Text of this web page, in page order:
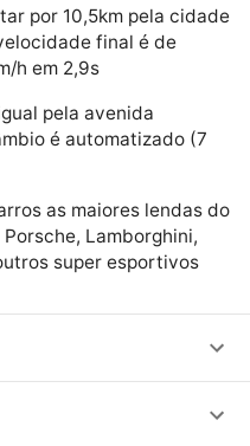
por 10,5km pela cidade
final é de
h em 2,9s
pela avenida
é automatizado (7
as maiores lendas do
Lamborghini,
super esportivos